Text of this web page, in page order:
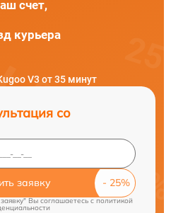
счет,
курьера
V3 от 35 минут
со
заявку
Вы соглашаетесь cполитикой